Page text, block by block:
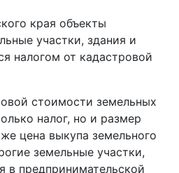
края объекты
участки, здания и
налогом от кадастровой
стоимости земельных
налог, но и размер
цена выкупа земельного
земельные участки,
в предпринимательской